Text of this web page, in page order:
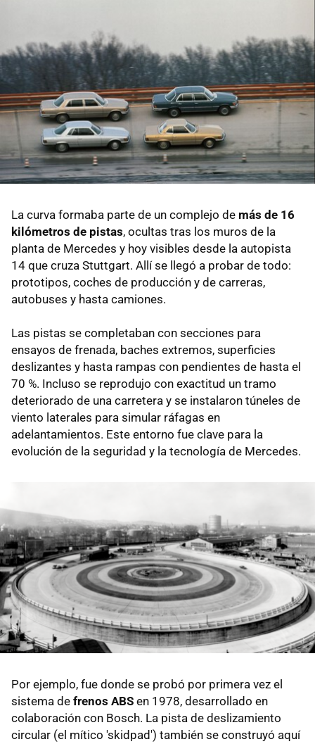
La curva formaba parte de un complejo de más de 16
kilómetros de pistas, ocultas tras los muros de la
planta de Mercedes y hoy visibles desde la autopista
14 que cruza Stuttgart. Allí se llegó a probar de todo:
prototipos, coches de producción y de carreras,
autobuses y hasta camiones.
Las pistas se completaban con secciones para
ensayos de frenada, baches extremos, superficies
deslizantes y hasta rampas con pendientes de hasta el
70 %. Incluso se reprodujo con exactitud un tramo
deteriorado de una carretera y se instalaron túneles de
viento laterales para simular ráfagas en
adelantamientos. Este entorno fue clave para la
evolución de la seguridad y la tecnología de Mercedes.
Por ejemplo, fue donde se probó por primera vez el
sistema de frenos ABS en 1978, desarrollado en
colaboración con Bosch. La pista de deslizamiento
circular (el mítico 'skidpad') también se construyó aquí